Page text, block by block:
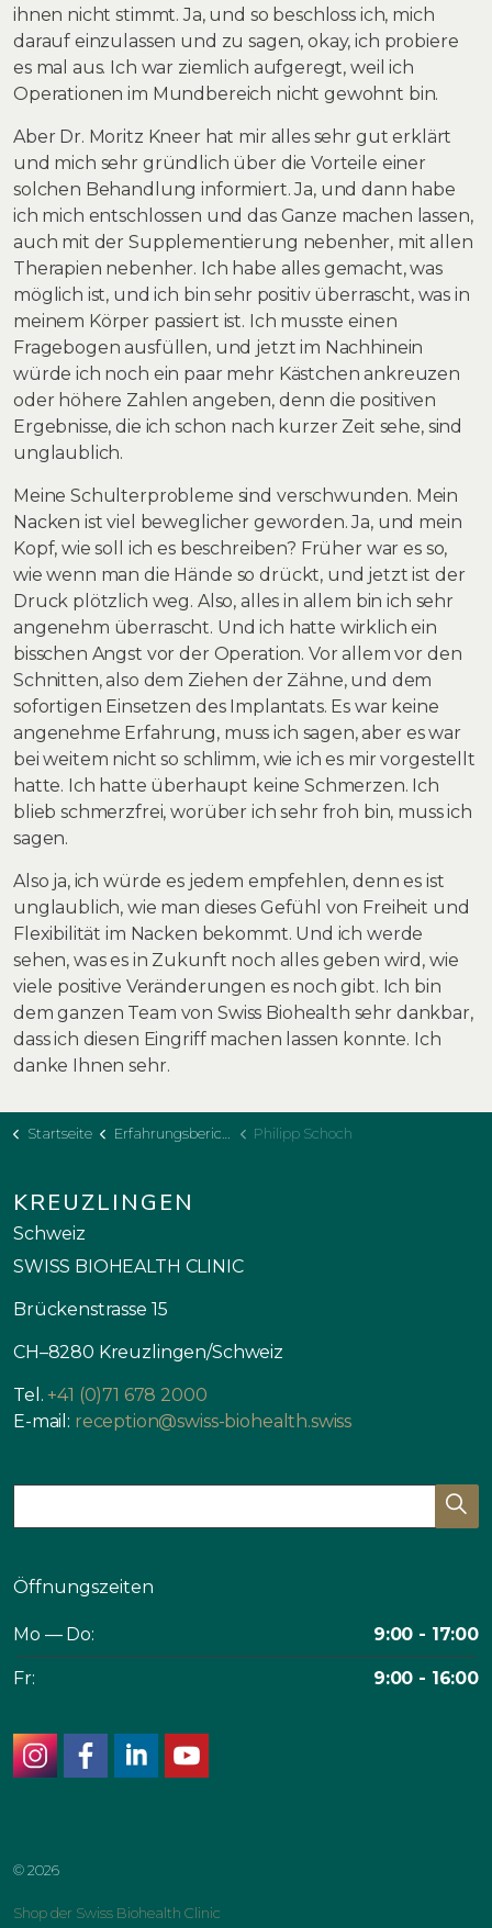
ihnen nicht stimmt. Ja, und so beschloss ich, mich
darauf einzulassen und zu sagen, okay, ich probiere
es mal aus. Ich war ziemlich aufgeregt, weil ich
Operationen im Mundbereich nicht gewohnt bin.
Aber Dr. Moritz Kneer hat mir alles sehr gut erklärt
und mich sehr gründlich über die Vorteile einer
solchen Behandlung informiert. Ja, und dann habe
ich mich entschlossen und das Ganze machen lassen,
auch mit der Supplementierung nebenher, mit allen
Therapien nebenher. Ich habe alles gemacht, was
möglich ist, und ich bin sehr positiv überrascht, was in
meinem Körper passiert ist. Ich musste einen
Fragebogen ausfüllen, und jetzt im Nachhinein
würde ich noch ein paar mehr Kästchen ankreuzen
oder höhere Zahlen angeben, denn die positiven
Ergebnisse, die ich schon nach kurzer Zeit sehe, sind
unglaublich.
Meine Schulterprobleme sind verschwunden. Mein
Nacken ist viel beweglicher geworden. Ja, und mein
Kopf, wie soll ich es beschreiben? Früher war es so,
wie wenn man die Hände so drückt, und jetzt ist der
Druck plötzlich weg. Also, alles in allem bin ich sehr
angenehm überrascht. Und ich hatte wirklich ein
bisschen Angst vor der Operation. Vor allem vor den
Schnitten, also dem Ziehen der Zähne, und dem
sofortigen Einsetzen des Implantats. Es war keine
angenehme Erfahrung, muss ich sagen, aber es war
bei weitem nicht so schlimm, wie ich es mir vorgestellt
hatte. Ich hatte überhaupt keine Schmerzen. Ich
blieb schmerzfrei, worüber ich sehr froh bin, muss ich
sagen.
Also ja, ich würde es jedem empfehlen, denn es ist
unglaublich, wie man dieses Gefühl von Freiheit und
Flexibilität im Nacken bekommt. Und ich werde
sehen, was es in Zukunft noch alles geben wird, wie
viele positive Veränderungen es noch gibt. Ich bin
dem ganzen Team von Swiss Biohealth sehr dankbar,
dass ich diesen Eingriff machen lassen konnte. Ich
danke Ihnen sehr.
Startseite Erfahrungsberichte Philipp Schoch
KREUZLINGEN
Schweiz
SWISS BIOHEALTH CLINIC
Brückenstrasse 15
CH–8280 Kreuzlingen/Schweiz
Tel. +41 (0)71 678 2000
E-mail: reception@swiss-biohealth.swiss
Öffnungszeiten
Mo — Do: 9:00 - 17:00
Fr: 9:00 - 16:00
© 2026
Shop der Swiss Biohealth Clinic